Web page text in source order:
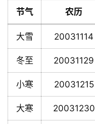
节气 农历
大雪 20031114
冬至 20031129
小寒 20031215
大寒 20031230